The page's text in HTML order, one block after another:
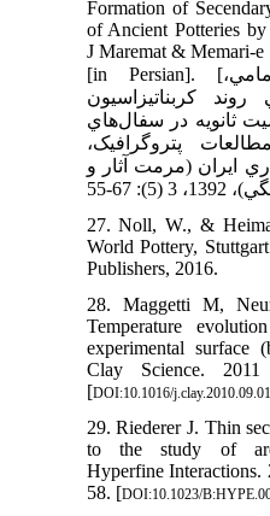
Formation of
of Ancient Potteries
J Maremat & Memari-
‎[in Persian]. [نوغاني، سميه و امامي،
کربناتيزاسيون
ثانويه در سفال‌هاي
پتروگرافيک،
ايران (مرمت آثار و
27. Noll, W., &
World Pottery,
Publishers,‎ 2016.
28. Maggetti M,
Temperature
experimental surface
Clay Science.
[DOI:10.1016/
29. Riederer J. Thin
to the study of
Hyperfine Interactions.
58. [DOI:10.1023/